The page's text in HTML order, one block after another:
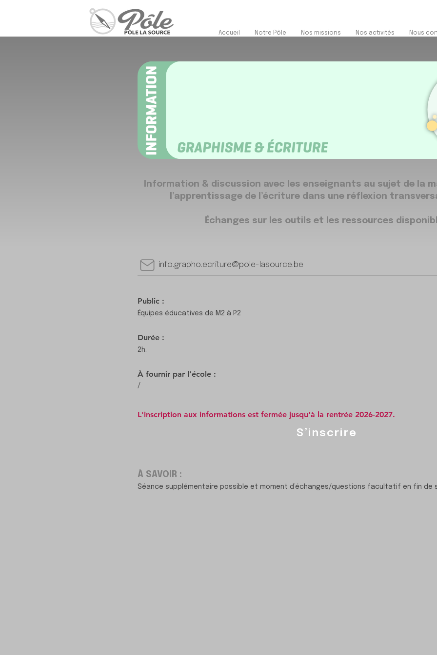
Accueil Notre Pôle Nos missions Nos activités Nous
Information & discussion avec les enseignants au sujet de la
l’apprentissage de l’écriture dans une réflexion
Échanges sur les outils et les ressources
info.grapho.ecriture@pole-lasource.be
Public :
Équipes éducatives de M2 à P2
Durée :
2h.
/
À fournir par l’école :
L'inscription aux informations est fermée jusqu'à la rentrée 2026-2027.
S’inscrire
À SAVOIR :
Séance supplémentaire possible et moment d’échanges/questions facultatif en fin de